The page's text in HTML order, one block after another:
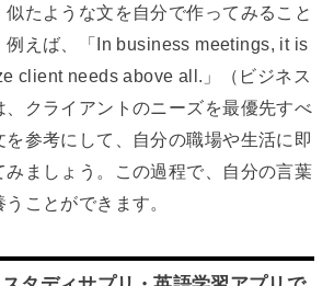
たような文を自分で作ってみること
例えば、「In business meetings, it is
client needs above all.」（ビジネス
、クライアントのニーズを最優先すべ
を参考にして、自分の職場や生活に即
みましょう。この過程で、自分の言葉
ことができます。